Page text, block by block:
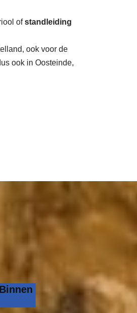
ofstandleiding
ook voor de
ook in Oosteinde,